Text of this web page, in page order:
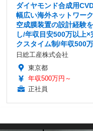
ダイヤモンド合成用
幅広い海外ネットワー
空成膜装置の設計経験
し/年収目安500万以上
クスタイム制/年収500
日総工産株式会社
東京都
年収500万円～
正社員